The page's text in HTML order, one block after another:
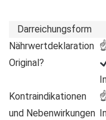
Darreichungsform
Nährwertdeklaration
Original?
Kontraindikationen
und Nebenwirkungen